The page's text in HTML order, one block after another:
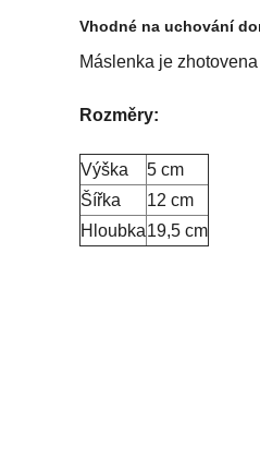
Vhodné na uchování
Máslenka je
Rozměry:
Výška
5 cm
Šířka
12 cm
Hloubka19,5 cm